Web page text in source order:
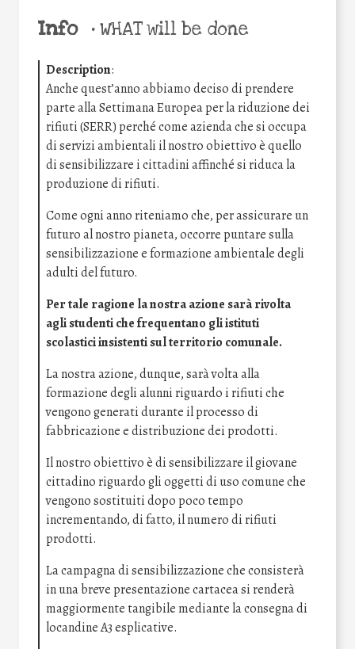
Info •WHAT will be done
Description:
Anche quest’anno abbiamo deciso di prendere
parte alla Settimana Europea per la riduzione dei
rifiuti (SERR) perché come azienda che si occupa
di servizi ambientali il nostro obiettivo è quello
di sensibilizzare i cittadini affinché si riduca la
produzione di rifiuti.
Come ogni anno riteniamo che, per assicurare un
futuro al nostro pianeta, occorre puntare sulla
sensibilizzazione e formazione ambientale degli
adulti del futuro.
Per tale ragione la nostra azione sarà rivolta
agli studenti che frequentano gli istituti
scolastici insistenti sul territorio comunale.
La nostra azione, dunque, sarà volta alla
formazione degli alunni riguardo i rifiuti che
vengono generati durante il processo di
fabbricazione e distribuzione dei prodotti.
Il nostro obiettivo è di sensibilizzare il giovane
cittadino riguardo gli oggetti di uso comune che
vengono sostituiti dopo poco tempo
incrementando, di fatto, il numero di rifiuti
prodotti.
La campagna di sensibilizzazione che consisterà
in una breve presentazione cartacea si renderà
maggiormente tangibile mediante la consegna di
locandine A3 esplicative.